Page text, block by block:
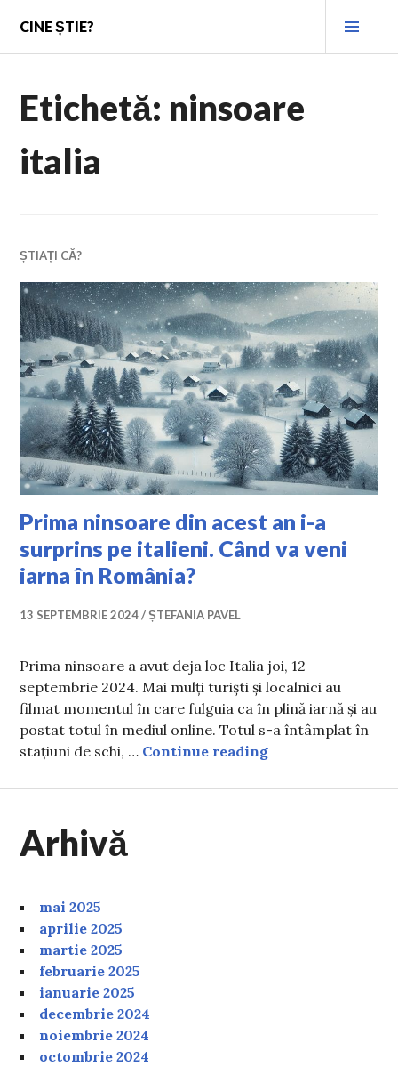
content
CINE ȘTIE?
Etichetă: ninsoare
italia
ȘTIAȚI CĂ?
Prima ninsoare din acest an i-a
surprins pe italieni. Când va veni
iarna în România?
13 SEPTEMBRIE 2024 ȘTEFANIA PAVEL
Prima ninsoare a avut deja loc Italia joi, 12
septembrie 2024. Mai mulți turiști și localnici au
filmat momentul în care fulguia ca în plină iarnă și au
postat totul în mediul online. Totul s-a întâmplat în
stațiuni de schi, … Continue readingPrima ninsoare
Arhivă
mai 2025
aprilie 2025
martie 2025
februarie 2025
ianuarie 2025
decembrie 2024
noiembrie 2024
octombrie 2024